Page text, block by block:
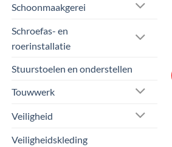
Schoonmaakgerei
Schroefas- en
roerinstallatie
Stuurstoelen en onderstellen
Touwwerk
Veiligheid
Veiligheidskleding